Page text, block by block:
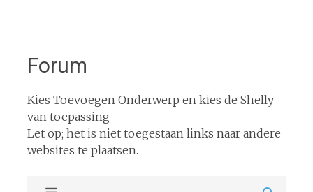
Forum
Kies Toevoegen Onderwerp en kies de Shelly
van toepassing
Let op; het is niet toegestaan links naar andere
websites te plaatsen.